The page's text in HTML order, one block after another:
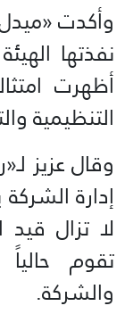
وأكدت
أظهرت
التنظيمية
وقال عزيز
إدارة الشركة
لا تزال قيد
تقوم
والشركة.